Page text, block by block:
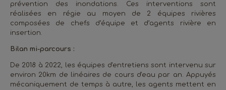
prévention des inondations. Ces interventions sont
réalisées en régie au moyen de 2 équipes rivières
composées de chefs d’équipe et d’agents rivière en
insertion.
Bilan mi-parcours :
De 2018 à 2022, les équipes d'entretiens sont intervenu sur
environ 20km de linéaires de cours d'eau par an. Appuyés
mécaniquement de temps à autre, les agents mettent en